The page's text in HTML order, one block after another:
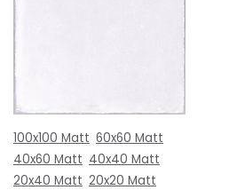
100x100 Matt 60x60 Matt
40x60 Matt 40x40 Matt
20x40 Matt 20x20 Matt